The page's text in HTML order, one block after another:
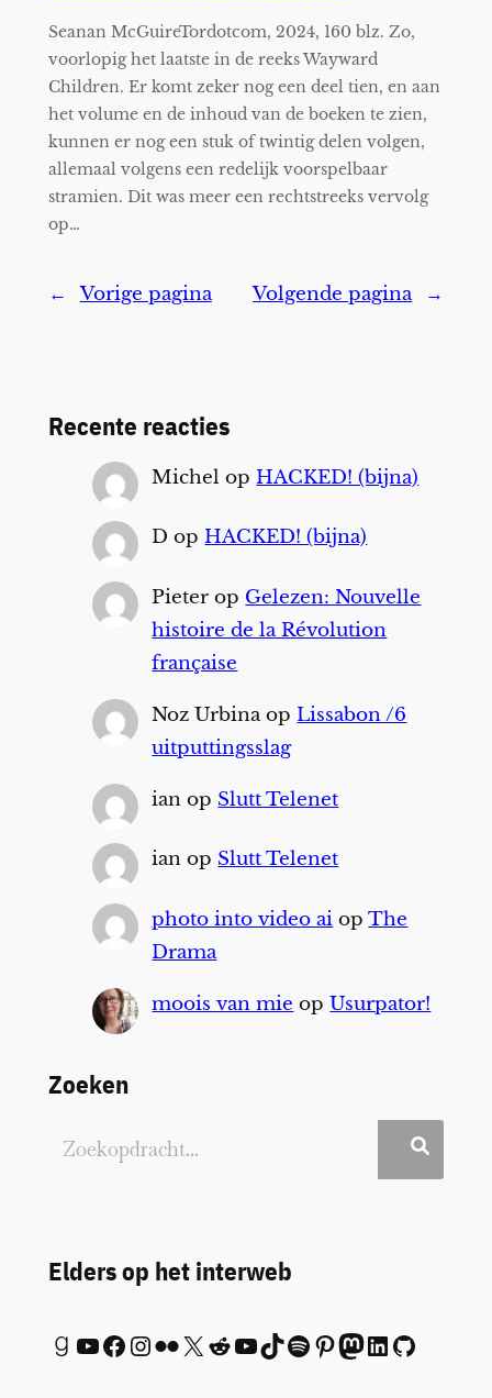
Seanan McGuireTordotcom, 2024, 160 blz. Zo,
voorlopig het laatste in de reeks Wayward
Children. Er komt zeker nog een deel tien, en aan
het volume en de inhoud van de boeken te zien,
kunnen er nog een stuk of twintig delen volgen,
allemaal volgens een redelijk voorspelbaar
stramien. Dit was meer een rechtstreeks vervolg
op…
← Vorige pagina Volgende pagina →
Recente reacties
Michel opHACKED! (bijna)
D opHACKED! (bijna)
Pieter op Gelezen: Nouvelle
histoire de la Révolution
française
Noz UrbinaopLissabon /6
uitputtingsslag
ian op Slutt Telenet
ian op Slutt Telenet
photo into video ai opThe
Drama
moois van mie opUsurpator!
Zoeken
Elders op het interweb
Goodreads YouTube Facebook InstagramFlickr X Reddit YouTube TikTok Spotify Pinterest Mastodon LinkedIn GitHub